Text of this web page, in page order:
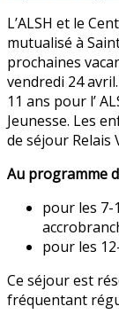
L’ALSH et le
mutualisé à
prochaines
vendredi 24
11 ans pour l’
Jeunesse. Les
de séjour Relais
Au programme
pour les 7-
pour les
Ce séjour est
fréquentant